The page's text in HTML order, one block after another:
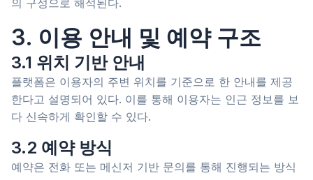
의 구성으로 해석된다.
3. 이용 안내 및 예약 구조
3.1 위치 기반 안내
플랫폼은 이용자의 주변 위치를 기준으로 한 안내를 제공
한다고 설명되어 있다. 이를 통해 이용자는 인근 정보를 보
다 신속하게 확인할 수 있다.
3.2 예약 방식
예약은 전화 또는 메신저 기반 문의를 통해 진행되는 방식